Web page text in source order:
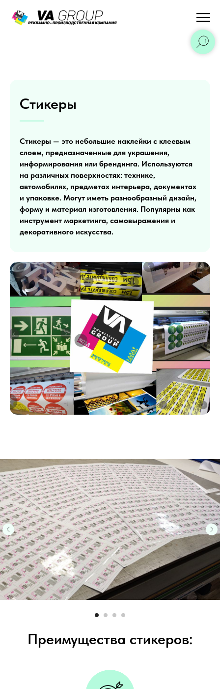
Стикеры
Стикеры — это небольшие наклейки с клеевым
слоем, предназначенные для украшения,
информирования или брендинга. Используются
на различных поверхностях: технике,
автомобилях, предметах интерьера, документах
и упаковке. Могут иметь разнообразный дизайн,
форму и материал изготовления. Популярны как
инструмент маркетинга, самовыражения и
декоративного искусства.
Преимущества стикеров: